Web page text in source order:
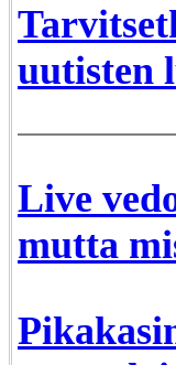
uutisten
Live
mutta